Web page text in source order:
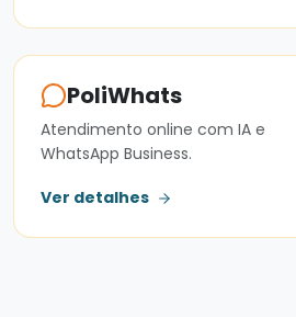
PoliWhats
Atendimento online com IA e
WhatsApp Business.
Ver detalhes